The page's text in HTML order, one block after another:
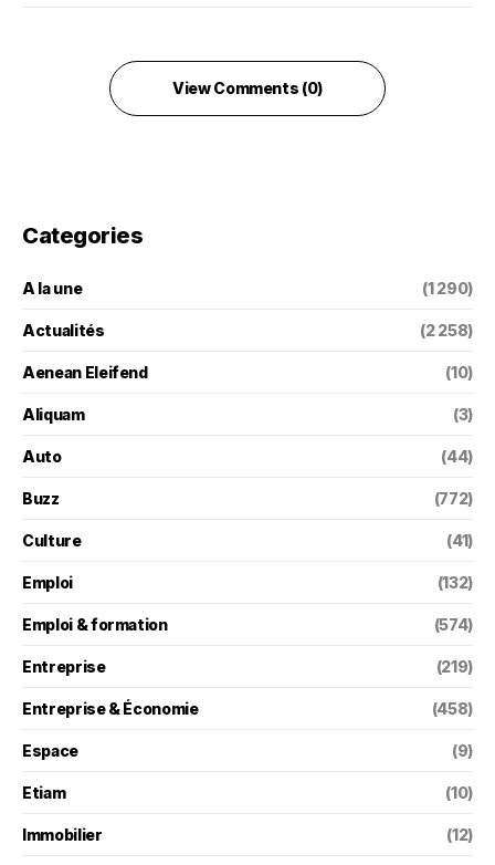
View Comments (0)
Categories
A la une (1 290)
Actualités (2 258)
Aenean Eleifend (10)
Aliquam (3)
Auto (44)
Buzz (772)
Culture (41)
Emploi (132)
Emploi & formation (574)
Entreprise (219)
Entreprise & Économie (458)
Espace (9)
Etiam (10)
Immobilier (12)